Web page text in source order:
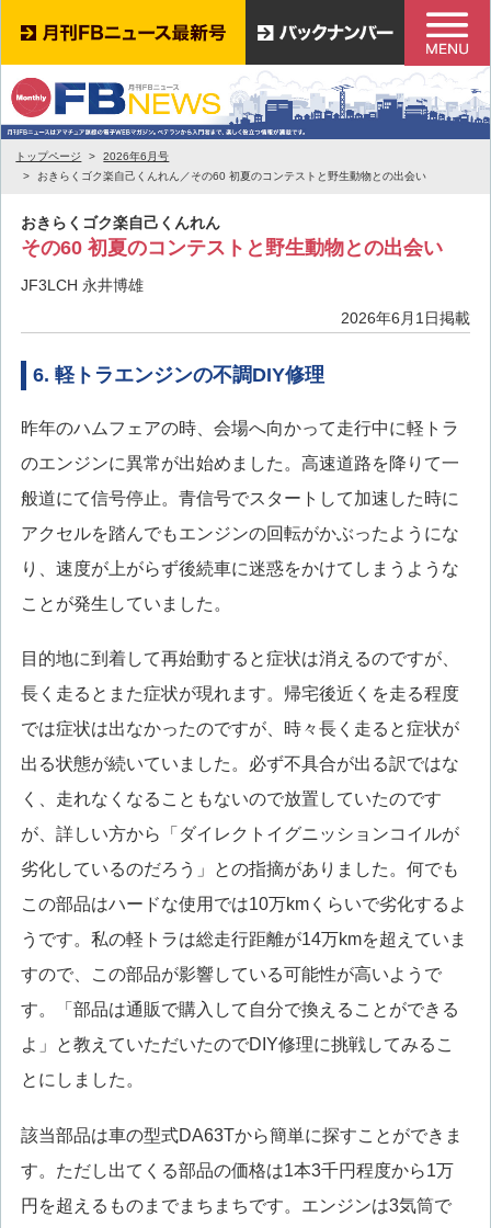
トップページ
2026年6月号
おきらくゴク楽自己くんれん／その60 初夏のコンテストと野生動物との出会い
おきらくゴク楽自己くんれん
その60 初夏のコンテストと野生動物との出会い
JF3LCH 永井博雄
2026年6月1日掲載
6. 軽トラエンジンの不調DIY修理
昨年のハムフェアの時、会場へ向かって走行中に軽トラ
のエンジンに異常が出始めました。高速道路を降りて一
般道にて信号停止。青信号でスタートして加速した時に
アクセルを踏んでもエンジンの回転がかぶったようにな
り、速度が上がらず後続車に迷惑をかけてしまうような
ことが発生していました。
目的地に到着して再始動すると症状は消えるのですが、
長く走るとまた症状が現れます。帰宅後近くを走る程度
では症状は出なかったのですが、時々長く走ると症状が
出る状態が続いていました。必ず不具合が出る訳ではな
く、走れなくなることもないので放置していたのです
が、詳しい方から「ダイレクトイグニッションコイルが
劣化しているのだろう」との指摘がありました。何でも
この部品はハードな使用では10万kmくらいで劣化するよ
うです。私の軽トラは総走行距離が14万kmを超えていま
すので、この部品が影響している可能性が高いようで
す。「部品は通販で購入して自分で換えることができる
よ」と教えていただいたのでDIY修理に挑戦してみるこ
とにしました。
該当部品は車の型式DA63Tから簡単に探すことができま
す。ただし出てくる部品の価格は1本3千円程度から1万
円を超えるものまでまちまちです。エンジンは3気筒で